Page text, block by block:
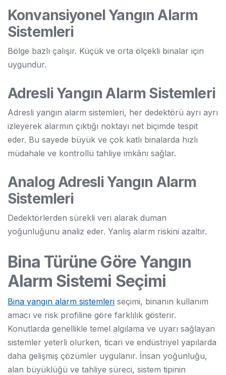
Konvansiyonel Yangın Alarm
Sistemleri
Bölge bazlı çalışır. Küçük ve orta ölçekli binalar için
uygundur.
Adresli Yangın Alarm Sistemleri
Adresli yangın alarm sistemleri, her dedektörü ayrı ayrı
izleyerek alarmın çıktığı noktayı net biçimde tespit
eder. Bu sayede büyük ve çok katlı binalarda hızlı
müdahale ve kontrollü tahliye imkânı sağlar.
Analog Adresli Yangın Alarm
Sistemleri
Dedektörlerden sürekli veri alarak duman
yoğunluğunu analiz eder. Yanlış alarm riskini azaltır.
Bina Türüne Göre Yangın
Alarm Sistemi Seçimi
Bina yangın alarm sistemleri seçimi, binanın kullanım
amacı ve risk profiline göre farklılık gösterir.
Konutlarda genellikle temel algılama ve uyarı sağlayan
sistemler yeterli olurken, ticari ve endüstriyel yapılarda
daha gelişmiş çözümler uygulanır. İnsan yoğunluğu,
alan büyüklüğü ve tahliye süreci, sistem tipinin